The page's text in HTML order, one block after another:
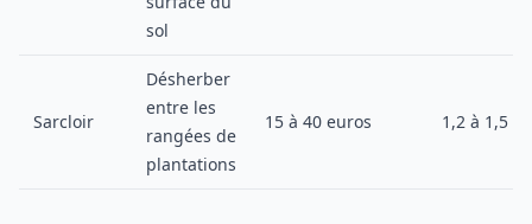
sol
Sarcloir
Désherber
entre les
rangées de
plantations
15 à 40 euros 1,2 à 1,5 m